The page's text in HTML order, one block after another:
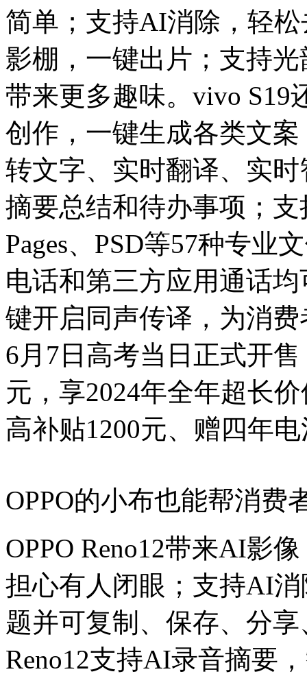
简单；支持AI消除，轻
影棚，一键出片；支持
带来更多趣味。vivo S19
创作，一键生成各类文
转文字、实时翻译、实
摘要总结和待办事项；
Pages、PSD等57种专业
电话和第三方应用通话
键开启同声传译，为消
6月7日高考当日正式开
元，享2024年全年超长
高补贴1200元、赠四年
OPPO的小布也能帮消费
OPPO Reno12带来AI影
担心有人闭眼；支持AI
题并可复制、保存、分
Reno12支持AI录音摘要